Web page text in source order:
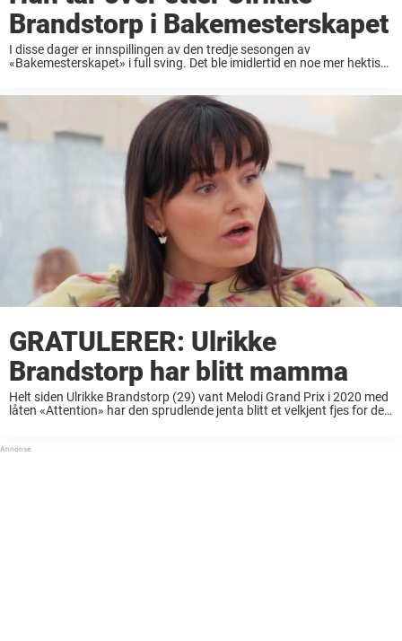
Brandstorp i Bakemesterskapet
I disse dager er innspillingen av den tredje sesongen av
«Bakemesterskapet» i full sving. Det ble imidlertid en noe mer hektisk
GRATULERER: Ulrikke
Brandstorp har blitt mamma
Helt siden Ulrikke Brandstorp (29) vant Melodi Grand Prix i 2020 med
låten «Attention» har den sprudlende jenta blitt et velkjent fjes for det